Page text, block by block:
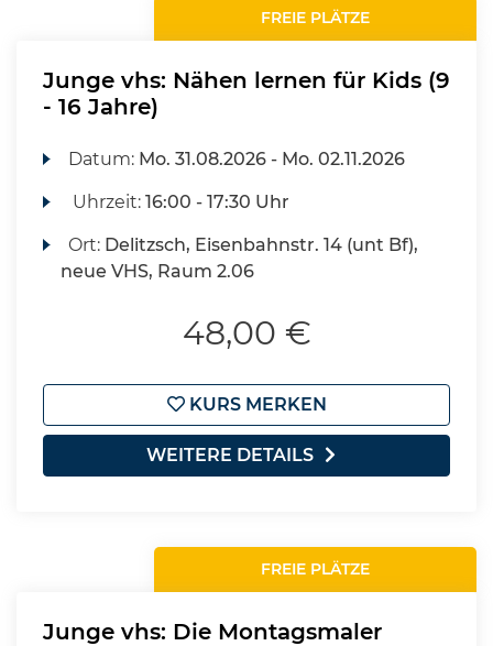
FREIE PLÄTZE
Junge vhs: Nähen lernen für Kids (9
- 16 Jahre)
Datum: Mo. 31.08.2026 - Mo. 02.11.2026
Uhrzeit:16:00 - 17:30 Uhr
Ort: Delitzsch, Eisenbahnstr. 14 (unt Bf),
neue VHS, Raum 2.06
48,00 €
KURS MERKEN
WEITERE DETAILS
FREIE PLÄTZE
Junge vhs: Die Montagsmaler